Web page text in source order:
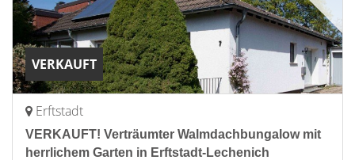
VERKAUFT
Erftstadt
VERKAUFT! Verträumter Walmdachbungalow mit
herrlichem Garten in Erftstadt-Lechenich